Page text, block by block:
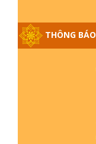
THÔNG BÁO